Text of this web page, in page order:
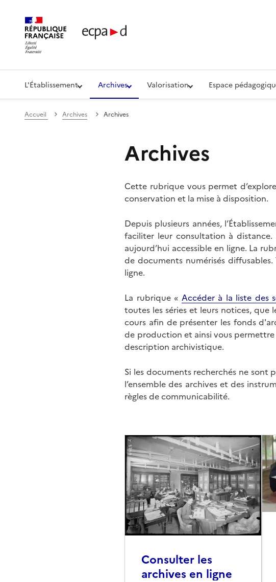
Établissement de communication et de production audiovisuelle
L'Établissement Archives Valorisation Espace
Accueil Archives Archives
Archives
Cette rubrique vous permet
conservation et la mise à disposition.
Depuis plusieurs années,
faciliter leur consultation à
aujourd’hui accessible en ligne. La
de documents numérisés
ligne.
La rubrique « Accéder à la liste des
toutes les séries et leurs notices, que
cours afin de présenter les fonds
de production et ainsi vous
description archivistique.
Si les documents recherchés ne sont
l’ensemble des archives et des
règles de communicabilité.
Consulter les
archives en ligne